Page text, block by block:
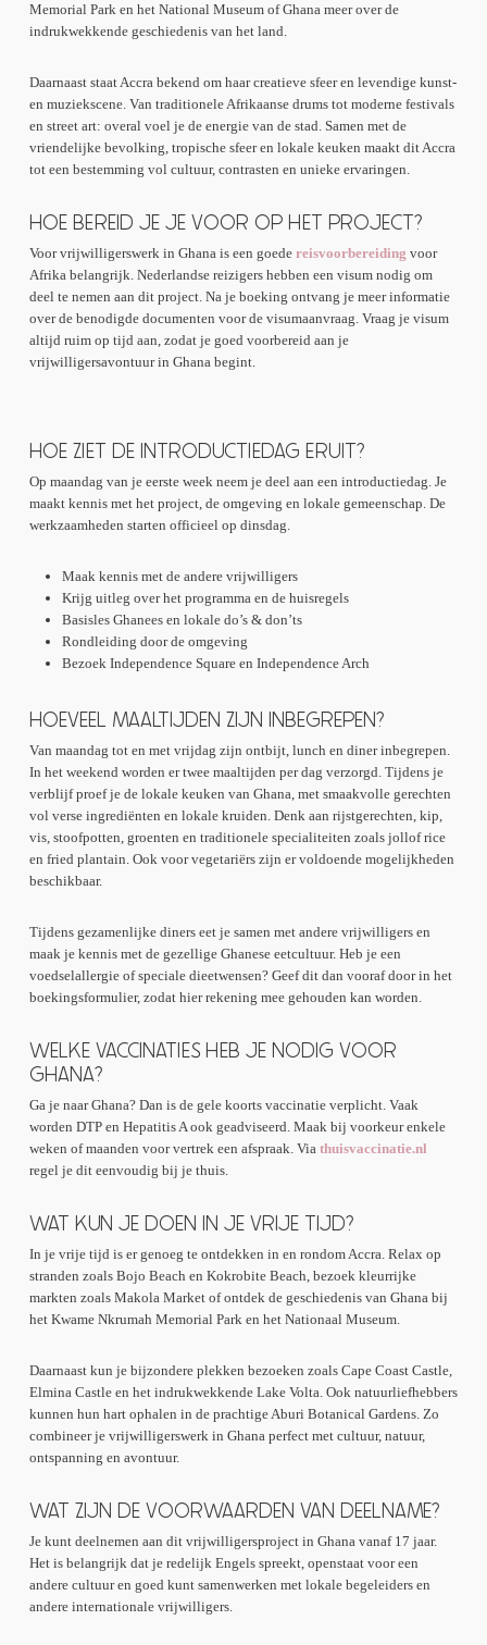
Memorial Park en het National Museum of Ghana meer over de
indrukwekkende geschiedenis van het land.
Daarnaast staat Accra bekend om haar creatieve sfeer en levendige kunst-
en muziekscene. Van traditionele Afrikaanse drums tot moderne festivals
en street art: overal voel je de energie van de stad. Samen met de
vriendelijke bevolking, tropische sfeer en lokale keuken maakt dit Accra
tot een bestemming vol cultuur, contrasten en unieke ervaringen.
HOE BEREID JE JE VOOR OP HET PROJECT?
Voor vrijwilligerswerk in Ghana is een goede reisvoorbereiding voor
Afrika belangrijk. Nederlandse reizigers hebben een visum nodig om
deel te nemen aan dit project. Na je boeking ontvang je meer informatie
over de benodigde documenten voor de visumaanvraag. Vraag je visum
altijd ruim op tijd aan, zodat je goed voorbereid aan je
vrijwilligersavontuur in Ghana begint.
HOE ZIET DE INTRODUCTIEDAG ERUIT?
Op maandag van je eerste week neem je deel aan een introductiedag. Je
maakt kennis met het project, de omgeving en lokale gemeenschap. De
werkzaamheden starten officieel op dinsdag.
Maak kennis met de andere vrijwilligers
Krijg uitleg over het programma en de huisregels
Basisles Ghanees en lokale do’s & don’ts
Rondleiding door de omgeving
Bezoek Independence Square en Independence Arch
HOEVEEL MAALTIJDEN ZIJN INBEGREPEN?
Van maandag tot en met vrijdag zijn ontbijt, lunch en diner inbegrepen.
In het weekend worden er twee maaltijden per dag verzorgd. Tijdens je
verblijf proef je de lokale keuken van Ghana, met smaakvolle gerechten
vol verse ingrediënten en lokale kruiden. Denk aan rijstgerechten, kip,
vis, stoofpotten, groenten en traditionele specialiteiten zoals jollof rice
en fried plantain. Ook voor vegetariërs zijn er voldoende mogelijkheden
beschikbaar.
Tijdens gezamenlijke diners eet je samen met andere vrijwilligers en
maak je kennis met de gezellige Ghanese eetcultuur. Heb je een
voedselallergie of speciale dieetwensen? Geef dit dan vooraf door in het
boekingsformulier, zodat hier rekening mee gehouden kan worden.
WELKE VACCINATIES HEB JE NODIG VOOR
GHANA?
Ga je naar Ghana? Dan is de gele koorts vaccinatie verplicht. Vaak
worden DTP en Hepatitis A ook geadviseerd. Maak bij voorkeur enkele
weken of maanden voor vertrek een afspraak. Via thuisvaccinatie.nl
regel je dit eenvoudig bij je thuis.
WAT KUN JE DOEN IN JE VRIJE TIJD?
In je vrije tijd is er genoeg te ontdekken in en rondom Accra. Relax op
stranden zoals Bojo Beach en Kokrobite Beach, bezoek kleurrijke
markten zoals Makola Market of ontdek de geschiedenis van Ghana bij
het Kwame Nkrumah Memorial Park en het Nationaal Museum.
Daarnaast kun je bijzondere plekken bezoeken zoals Cape Coast Castle,
Elmina Castle en het indrukwekkende Lake Volta. Ook natuurliefhebbers
kunnen hun hart ophalen in de prachtige Aburi Botanical Gardens. Zo
combineer je vrijwilligerswerk in Ghana perfect met cultuur, natuur,
ontspanning en avontuur.
WAT ZIJN DE VOORWAARDEN VAN DEELNAME?
Je kunt deelnemen aan dit vrijwilligersproject in Ghana vanaf 17 jaar.
Het is belangrijk dat je redelijk Engels spreekt, openstaat voor een
andere cultuur en goed kunt samenwerken met lokale begeleiders en
andere internationale vrijwilligers.